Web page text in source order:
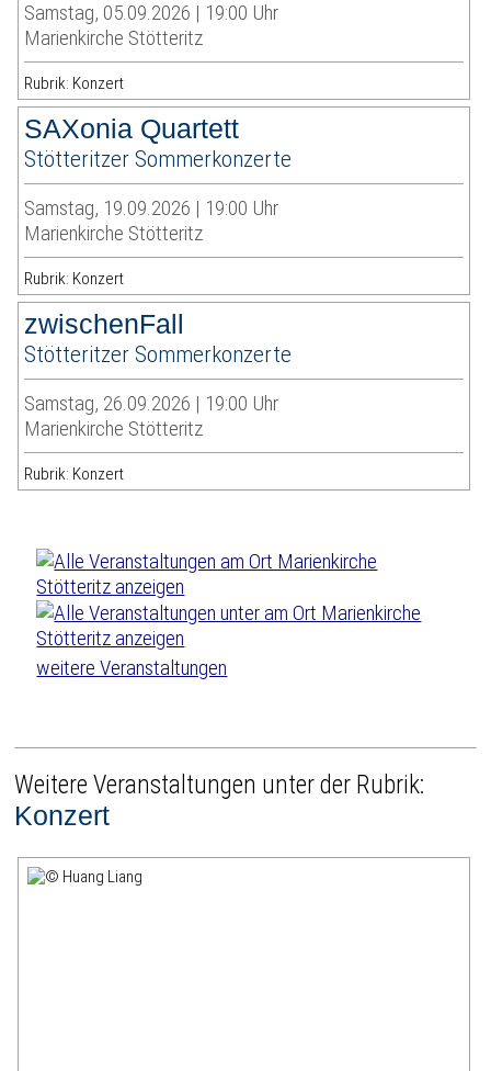
Samstag, 05.09.2026 | 19:00 Uhr
Marienkirche Stötteritz
Rubrik: Konzert
SAXonia Quartett
Stötteritzer Sommerkonzerte
Samstag, 19.09.2026 | 19:00 Uhr
Marienkirche Stötteritz
Rubrik: Konzert
zwischenFall
Stötteritzer Sommerkonzerte
Samstag, 26.09.2026 | 19:00 Uhr
Marienkirche Stötteritz
Rubrik: Konzert
weitere Veranstaltungen
Weitere Veranstaltungen unter der Rubrik:
Konzert